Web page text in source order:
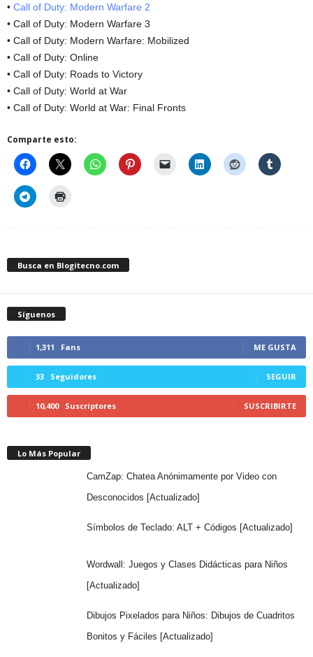
• Call of Duty: Modern Warfare 2
• Call of Duty: Modern Warfare 3
• Call of Duty: Modern Warfare: Mobilized
• Call of Duty: Online
• Call of Duty: Roads to Victory
• Call of Duty: World at War
• Call of Duty: World at War: Final Fronts
Comparte esto:
Busca en Blogitecno.com
Síguenos
1,311 Fans ME GUSTA
33 Seguidores SEGUIR
10,400 Suscriptores SUSCRIBIRTE
Lo Más Popular
CamZap: Chatea Anónimamente por Video con
Desconocidos [Actualizado]
Símbolos de Teclado: ALT + Códigos [Actualizado]
Wordwall: Juegos y Clases Didácticas para Niños
[Actualizado]
Dibujos Pixelados para Niños: Dibujos de Cuadritos
Bonitos y Fáciles [Actualizado]